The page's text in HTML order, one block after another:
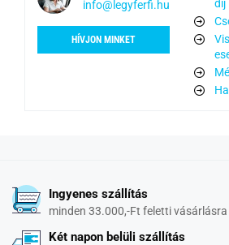
info@legyferfi.hu
HÍVJON MINKET
díj
Ingyenes szállítás
minden 33.000,-Ft feletti vásárlásra
Két napon belüli szállítás